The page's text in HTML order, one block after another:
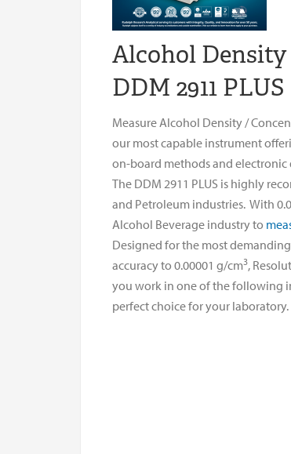
Alcohol Density
DDM 2911 PLUS
Measure Alcohol Density /
our most capable instrument
on-board methods and
The DDM 2911 PLUS is highly
and Petroleum industries. With
Alcohol Beverage industry to
Designed for the most
accuracy to 0.00001 g/cm3,
you work in one of the following
perfect choice for your laboratory.